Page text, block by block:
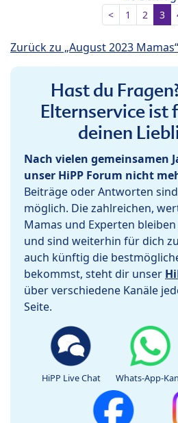
< 1 2 3
Zurück zu „August 2023 Mamas“
Hast du
Elternservice ist
deinen
Nach vielen gemeinsamen
unser HiPP Forum nicht
Beiträge oder Antworten
möglich. Die zahlreichen,
Mamas und Experten
und sind weiterhin für dich
auch künftig die
bekommst, steht dir unser
über verschiedene Kanäle
Seite.
HiPP Live Chat Whats-App-